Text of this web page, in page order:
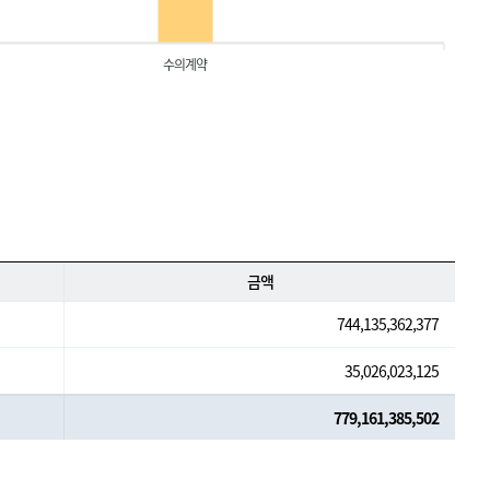
수의계약
금액
744,135,362,377
35,026,023,125
779,161,385,502